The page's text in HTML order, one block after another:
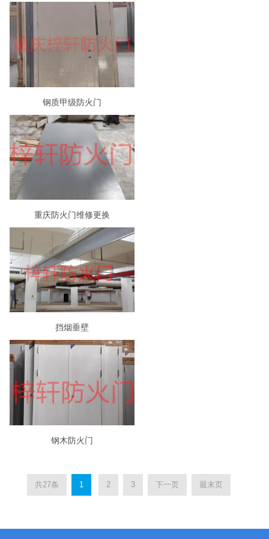
钢质甲级防火门
重庆防火门维修更换
挡烟垂壁
钢木防火门
共27条 1 2 3 下一页 最末页